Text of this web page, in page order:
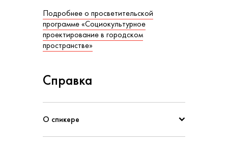
Подробнее о просветительской
программе «Социокультурное
проектирование в городском
пространстве»
Справка
О спикере